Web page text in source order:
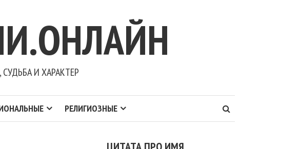
И ХАРАКТЕР
РЕЛИГИОЗНЫЕ